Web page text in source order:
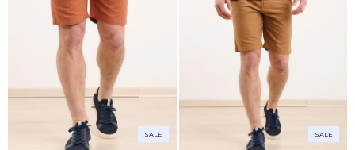
SALE SALE